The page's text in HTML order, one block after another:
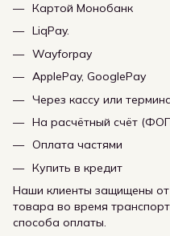
Картой Монобанк
LiqPay.
Wayforpay
ApplePay, GooglePay
Через кассу или
На расчётный счёт
Оплата частями
Купить в кредит
Наши клиенты защищены от
товара во время
способа оплаты.